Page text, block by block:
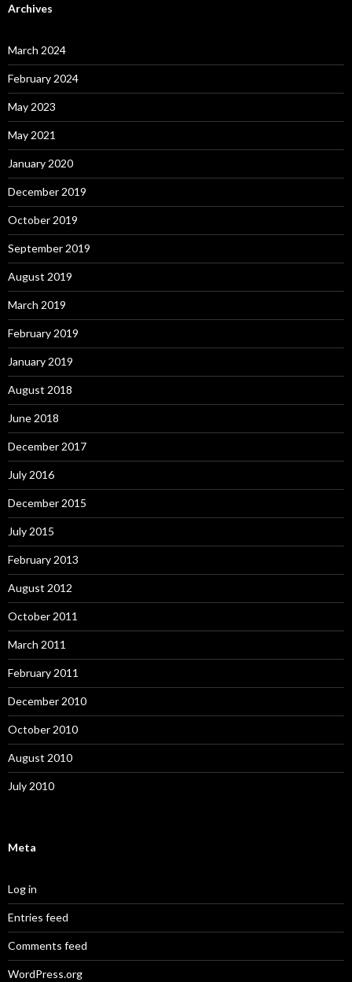
Archives
March 2024
February 2024
May 2023
May 2021
January 2020
December 2019
October 2019
September 2019
August 2019
March 2019
February 2019
January 2019
August 2018
June 2018
December 2017
July 2016
December 2015
July 2015
February 2013
August 2012
October 2011
March 2011
February 2011
December 2010
October 2010
August 2010
July 2010
Meta
Log in
Entries feed
Comments feed
WordPress.org